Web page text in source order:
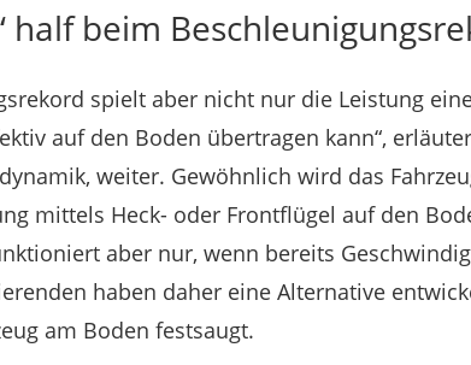
half beim
spielt aber nicht nur die Leistung
auf den Boden übertragen kann“,
weiter. Gewöhnlich wird das
mittels Heck- oder Frontflügel auf den
aber nur, wenn bereits
haben daher eine Alternative
am Boden festsaugt.